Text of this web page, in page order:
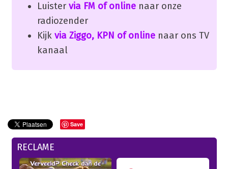
Luister via FM of onlinenaar onze
radiozender
Kijk via Ziggo, KPN of onlinenaar ons TV
kanaal
Save
RECLAME